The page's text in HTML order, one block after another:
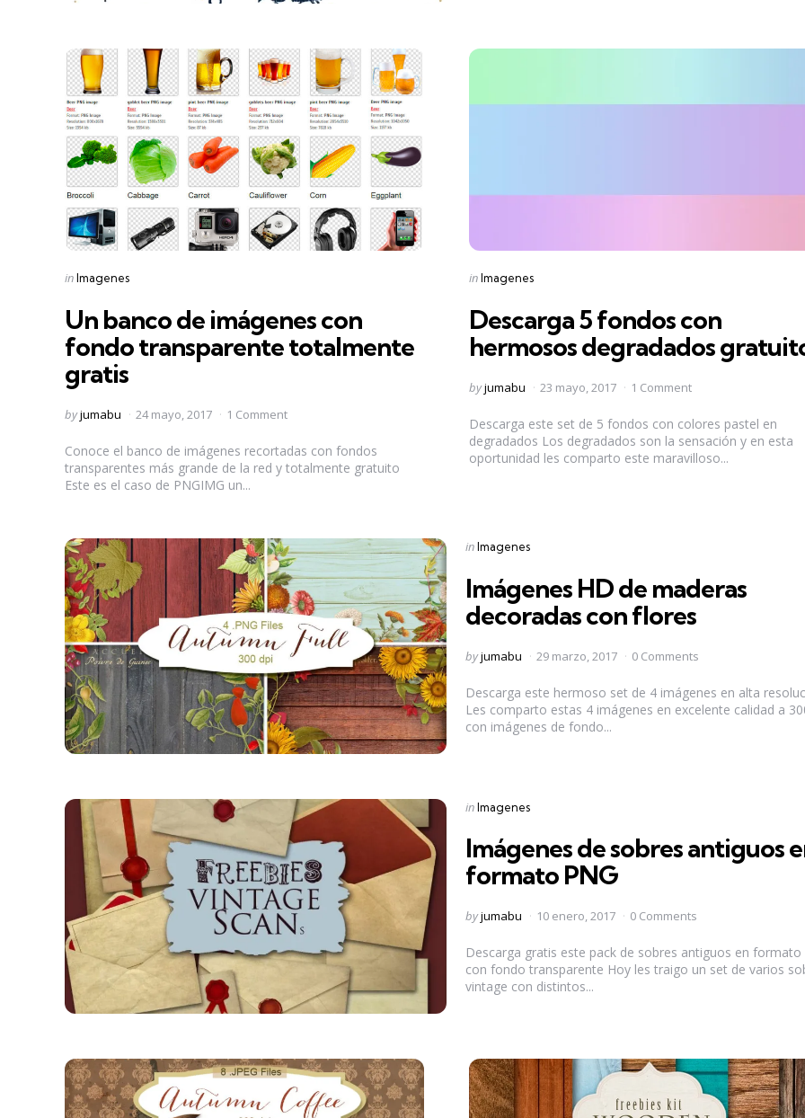
Categories
Posted
inImagenes
Un banco de imágenes con
fondo transparente totalmente
gratis
Posted
byjumabu 24 mayo, 2017 1 Comment
Conoce el banco de imágenes recortadas con fondos
transparentes más grande de la red y totalmente gratuito
Este es el caso de PNGIMG un...
Categories
Posted
inImagenes
Descarga 5 fondos con
hermosos degradados
Posted
byjumabu 23 mayo, 2017 1 Comment
Descarga este set de 5 fondos con colores pastel en
degradados Los degradados son la sensación y en esta
oportunidad les comparto este maravilloso...
Categories
Posted
in Imagenes
Imágenes HD de maderas
decoradas con flores
Posted
byjumabu 29 marzo, 2017 0 Comments
Descarga este hermoso set de 4 imágenes en alta
Les comparto estas 4 imágenes en excelente calidad a
con imágenes de fondo...
Categories
Posted
in Imagenes
Imágenes de sobres antiguos
formato PNG
Posted
byjumabu 10 enero, 2017 0 Comments
Descarga gratis este pack de sobres antiguos en formato
con fondo transparente Hoy les traigo un set de varios
vintage con distintos...